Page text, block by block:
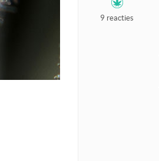
9 reacties